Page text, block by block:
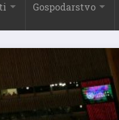
Gospodarstvo